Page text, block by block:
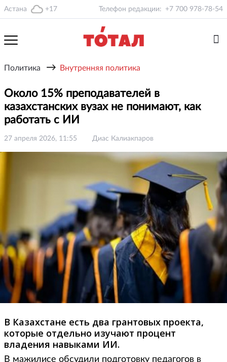
Астана +17 Телефон редакции: +7 700 978-78-54
Политика → Внутренняя политика
Около 15% преподавателей в
казахстанских вузах не понимают, как
работать с ИИ
27 апреля 2026, 11:55 Диас Калиакпаров
В Казахстане есть два грантовых проекта,
которые отдельно изучают процент
владения навыками ИИ.
В мажилисе обсудили подготовку педагогов в